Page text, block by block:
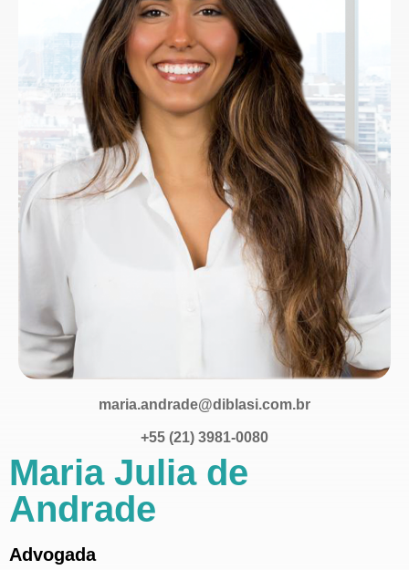
maria.andrade@diblasi.com.br
+55 (21) 3981-0080
Maria Julia de
Andrade
Advogada